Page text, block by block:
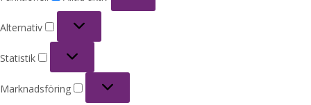
Alternativ
Statistik
Marknadsföring